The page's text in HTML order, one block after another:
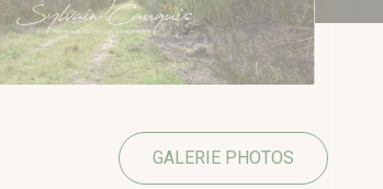
GALERIE PHOTOS